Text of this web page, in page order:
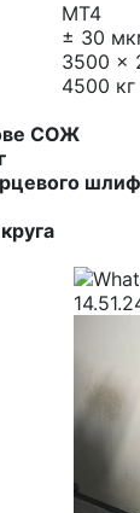
МТ4
± 30
3500 x
4500 кг
СОЖ